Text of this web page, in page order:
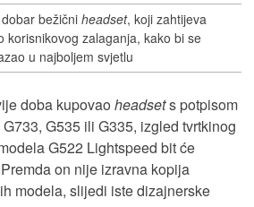
bežični headset, koji zahtijeva
korisnikovog zalaganja, kako bi se
u najboljem svjetlu
doba kupovao headsets potpisom
G535 ili G335, izgled tvrtkinog
G522 Lightspeed bit će
on nije izravna kopija
modela, slijedi iste dizajnerske